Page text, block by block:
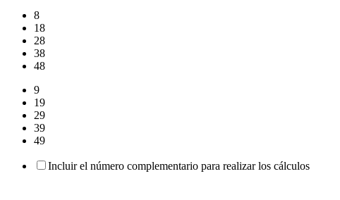
8
18
28
38
48
9
19
29
39
49
Incluir el número complementario para realizar los cálculos